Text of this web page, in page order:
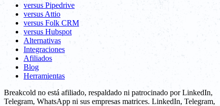
versus Pipedrive
versus Attio
versus Folk CRM
versus Hubspot
Alternativas
Integraciones
Afiliados
Blog
Herramientas
Breakcold no está afiliado, respaldado ni patrocinado por LinkedIn,
Telegram, WhatsApp ni sus empresas matrices. LinkedIn, Telegram,